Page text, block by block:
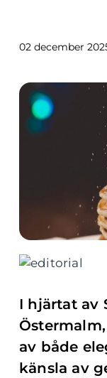
02 december
I hjärtat av
av både
känsla av